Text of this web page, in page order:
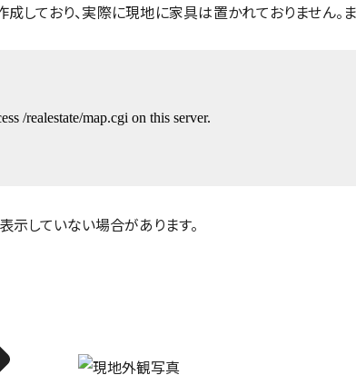
しており、実際に現地に家具は置かれておりません。
していない場合があります。